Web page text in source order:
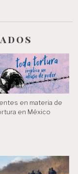
en materia de
en México